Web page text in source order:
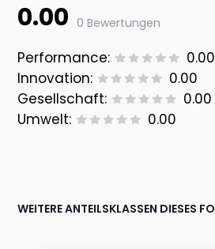
0.00 0 Bewertungen
Performance:
0.00
Innovation:
0.00
Gesellschaft:
0.00
Umwelt:
0.00
WEITERE ANTEILSKLASSEN DIESES